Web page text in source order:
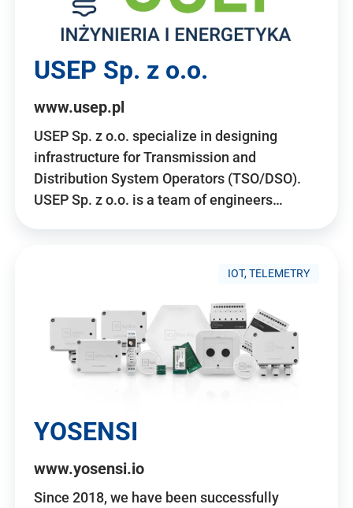
USEP Sp. z o.o.
www.usep.pl
USEP Sp. z o.o. specialize in designing
infrastructure for Transmission and
Distribution System Operators (TSO/DSO).
USEP Sp. z o.o. is a team of engineers…
IOT, TELEMETRY
YOSENSI
www.yosensi.io
Since 2018, we have been successfully